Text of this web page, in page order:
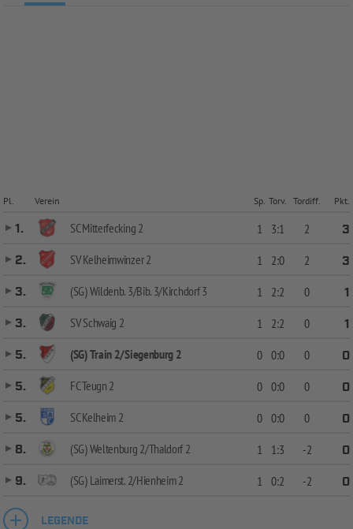
Pl. Verein Sp. Torv. Tordiff. Pkt.
1. SC Mitterfecking 2 1 3:1 2
3
2.
SV Kelheimwinzer 2 1 2:0 2
3
3.
(SG) Wildenb. 3/Bib. 3/Kirchdorf 3 1 2:2 0
1
3.
SV Schwaig 2 1 2:2 0
1
5.
(SG) Train 2/Siegenburg 2 0 0:0 0
0
5.
FC Teugn 2 0 0:0 0
0
5.
SC Kelheim 2 0 0:0 0
0
8.
(SG) Weltenburg 2/Thaldorf 2 1 1:3 -2
0
9.
(SG) Laimerst. 2/Hienheim 2 1 0:2 -2 0
LEGENDE